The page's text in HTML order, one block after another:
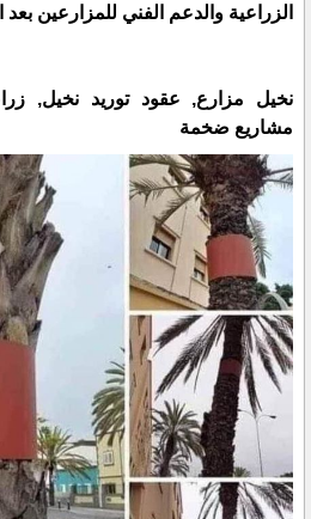
الزراعية والدعم الفني للمزارعين بعد
نخيل مزارع, عقود توريد نخيل,
مشاريع ضخمة